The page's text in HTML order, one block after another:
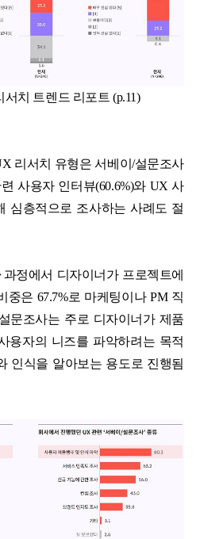
치 트렌드 리포트 (p.11)
리서치 유형은 서베이/설문조사
사용자 인터뷰(60.6%)와 UX 사
심층적으로 조사하는 사례도 절
과정에서 디자이너가 프로젝트에
중은 67.7%로 마케팅이나 PM 직
문조사는 주로 디자이너가 제품
용자의 니즈를 파악하려는 목적
인식을 알아보는 용도로 진행됨